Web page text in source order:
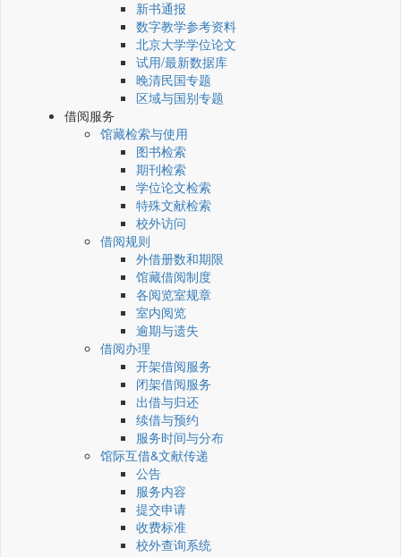
新书通报
数字教学参考资料
北京大学学位论文
试用/最新数据库
晚清民国专题
区域与国别专题
借阅服务
馆藏检索与使用
图书检索
期刊检索
学位论文检索
特殊文献检索
校外访问
借阅规则
外借册数和期限
馆藏借阅制度
各阅览室规章
室内阅览
逾期与遗失
借阅办理
开架借阅服务
闭架借阅服务
出借与归还
续借与预约
服务时间与分布
馆际互借&文献传递
公告
服务内容
提交申请
收费标准
校外查询系统